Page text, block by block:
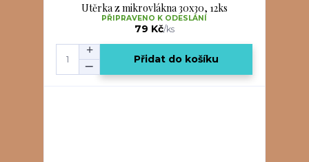
Utěrka z mikrovlákna 30x30, 12ks
79 Kč/ks
PŘIPRAVENO K ODESLÁNÍ
Přidat do košíku